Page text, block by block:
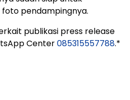
pendampingnya.
publikasi press release
Center085315557788.*